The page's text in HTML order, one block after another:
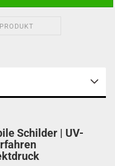
Schilder | UV-